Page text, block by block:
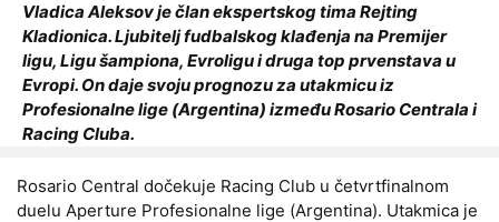
Vladica Aleksov je član ekspertskog tima Rejting
Kladionica. Ljubitelj fudbalskog klađenja na Premijer
ligu, Ligu šampiona, Evroligu i druga top prvenstava u
Evropi. On daje svoju prognozu za utakmicu iz
Profesionalne lige (Argentina) između Rosario Centrala i
Racing Cluba.
Rosario Central dočekuje Racing Club u četvrtfinalnom
duelu Aperture Profesionalne lige (Argentina). Utakmica je